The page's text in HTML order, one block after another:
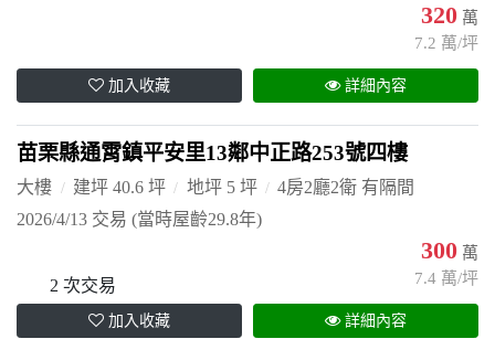
320 萬
7.2 萬/坪
加入收藏 詳細內容
苗栗縣通霄鎮平安里13鄰中正路253號四樓
大樓 建坪 40.6 坪 地坪 5 坪
4房2廳2衛 有隔間
2026/4/13 交易 (當時屋齡29.8年)
2 次交易
300 萬
7.4 萬/坪
加入收藏 詳細內容